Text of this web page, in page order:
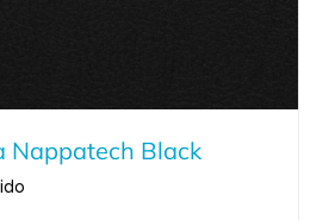
Nappatech Black